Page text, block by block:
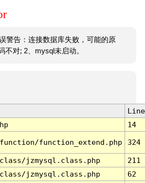
警告：连接数据库失败，可能的原
不对; 2、mysql未启动。
Line
14
function_extend.php 324
jzmysql.class.php
211
jzmysql.class.php
62